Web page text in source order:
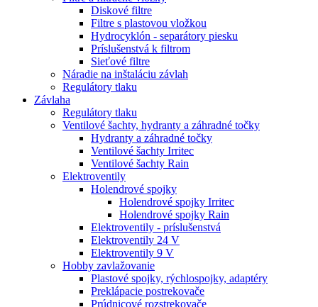
Diskové filtre
Filtre s plastovou vložkou
Hydrocyklón - separátory piesku
Príslušenstvá k filtrom
Sieťové filtre
Náradie na inštaláciu závlah
Regulátory tlaku
Závlaha
Regulátory tlaku
Ventilové šachty, hydranty a záhradné točky
Hydranty a záhradné točky
Ventilové šachty Irritec
Ventilové šachty Rain
Elektroventily
Holendrové spojky
Holendrové spojky Irritec
Holendrové spojky Rain
Elektroventily - príslušenstvá
Elektroventily 24 V
Elektroventily 9 V
Hobby zavlažovanie
Plastové spojky, rýchlospojky, adaptéry
Preklápacie postrekovače
Prúdnicové rozstrekovače